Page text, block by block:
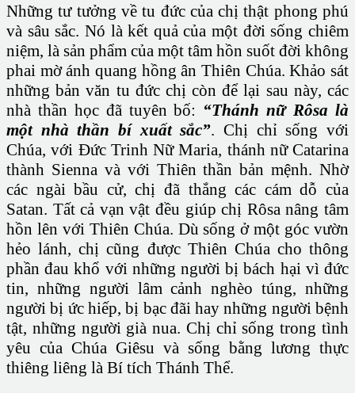
Những tư tưởng về tu đức của chị thật phong phú
và sâu sắc. Nó là kết quả của một đời sống chiêm
niệm, là sản phẩm của một tâm hồn suốt đời không
phai mờ ánh quang hồng ân Thiên Chúa. Khảo sát
những bản văn tu đức chị còn để lại sau này, các
nhà thần học đã tuyên bố: “Thánh nữ Rôsa là
một nhà thần bí xuất sắc”. Chị chỉ sống với
Chúa, với Đức Trinh Nữ Maria, thánh nữ Catarina
thành Sienna và với Thiên thần bản mệnh. Nhờ
các ngài bầu cử, chị đã thắng các cám dỗ của
Satan. Tất cả vạn vật đều giúp chị Rôsa nâng tâm
hồn lên với Thiên Chúa. Dù sống ở một góc vườn
hẻo lánh, chị cũng được Thiên Chúa cho thông
phần đau khổ với những người bị bách hại vì đức
tin, những người lâm cảnh nghèo túng, những
người bị ức hiếp, bị bạc đãi hay những người bệnh
tật, những người già nua. Chị chỉ sống trong tình
yêu của Chúa Giêsu và sống bằng lương thực
thiêng liêng là Bí tích Thánh Thể.